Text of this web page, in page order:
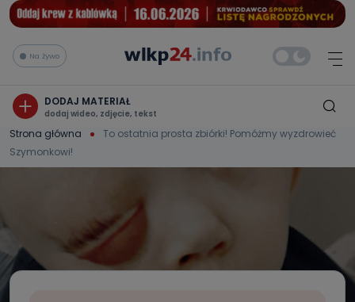
Na żywo
DODAJ MATERIAŁ
dodaj wideo, zdjęcie, tekst
Strona główna
To ostatnia prosta zbiórki! Pomóżmy wyzdrowieć
Szymonkowi!